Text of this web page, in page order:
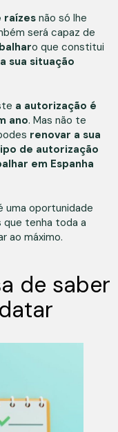
raízes não só lhe
será capaz de
o que constitui
sua situação
a autorização é
ano. Mas não te
renovar a sua
de autorização
em Espanha
uma oportunidade
que tenha toda a
ao máximo.
de saber